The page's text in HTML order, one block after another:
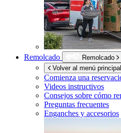
Remolcado
Remolcado
Volver al menú principal
Comienza una
Videos instructivos
Consejos sobre cómo
Preguntas frecuentes
Enganches y accesorios